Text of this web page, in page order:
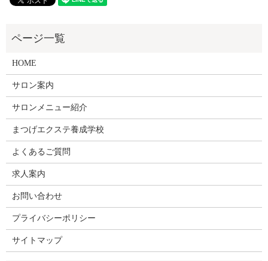
HOME
サロン案内
サロンメニュー紹介
まつげエクステ養成学校
よくあるご質問
求人案内
お問い合わせ
プライバシーポリシー
サイトマップ